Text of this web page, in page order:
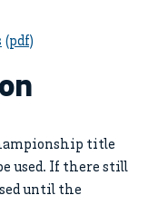
title
used. If there still
until the